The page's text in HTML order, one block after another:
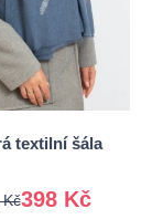
textilní šála
398 Kč